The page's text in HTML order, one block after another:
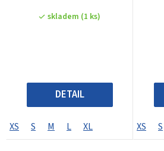
skladem (1 ks)
DETAIL
XS S M L XL XS S